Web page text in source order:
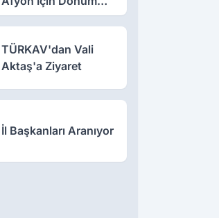
Noktası Olacak
TÜRKAV'dan Vali
Aktaş'a Ziyaret
İl Başkanları Aranıyor